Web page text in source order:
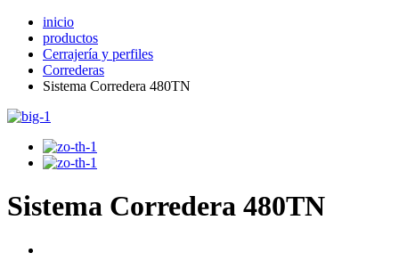
inicio
productos
Cerrajería y perfiles
Correderas
Sistema Corredera 480TN
Sistema Corredera 480TN